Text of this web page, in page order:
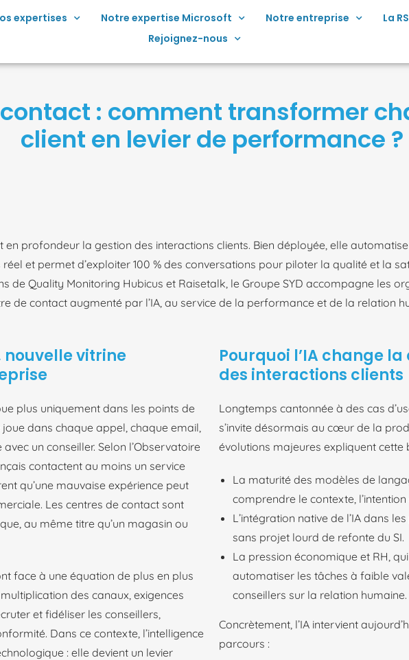
expertises Notre expertise Microsoft Notre entreprise
La
Rejoignez-nous
: comment transformer
client en levier de performance ?
en profondeur la gestion des interactions clients. Bien déployée, elle
et permet d’exploiter 100 % des conversations pour piloter la qualité et la
de Quality Monitoring Hubicus et Raisetalk, le Groupe SYD accompagne les
de contact augmenté par l’IA, au service de la performance et de la relation
nouvelle vitrine
plus uniquement dans les points de
dans chaque appel, chaque email,
un conseiller. Selon l’Observatoire
contactent au moins un service
qu’une mauvaise expérience peut
Les centres de contact sont
au même titre qu’un magasin ou
face à une équation de plus en plus
des canaux, exigences
et fidéliser les conseillers,
Dans ce contexte, l’intelligence
: elle devient un levier
Pourquoi l’IA change
des interactions clients
Longtemps cantonnée à des cas
s’invite désormais au cœur de la
évolutions majeures expliquent cette
La maturité des modèles de
comprendre le contexte,
L’intégration native de l’IA dans
sans projet lourd de refonte du SI.
La pression économique et RH,
automatiser les tâches à faible
conseillers sur la relation humaine.
Concrètement, l’IA intervient
parcours :